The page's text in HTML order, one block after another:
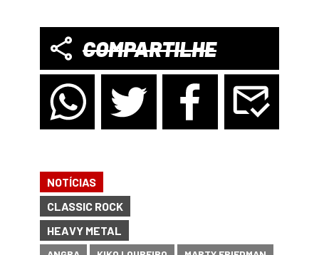
COMPARTILHE
NOTÍCIAS
CLASSIC ROCK
HEAVY METAL